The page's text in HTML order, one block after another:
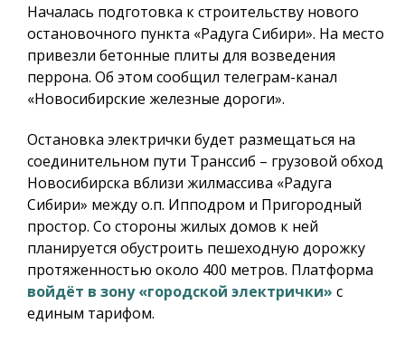
Началась подготовка к строительству нового
остановочного пункта «Радуга Сибири». На место
привезли бетонные плиты для возведения
перрона. Об этом сообщил телеграм-канал
«Новосибирские железные дороги».
Остановка электрички будет размещаться на
соединительном пути Транссиб – грузовой обход
Новосибирска вблизи жилмассива «Радуга
Сибири» между о.п. Ипподром и Пригородный
простор. Со стороны жилых домов к ней
планируется обустроить пешеходную дорожку
протяженностью около 400 метров. Платформа
войдёт в зону «городской электрички» с
единым тарифом.